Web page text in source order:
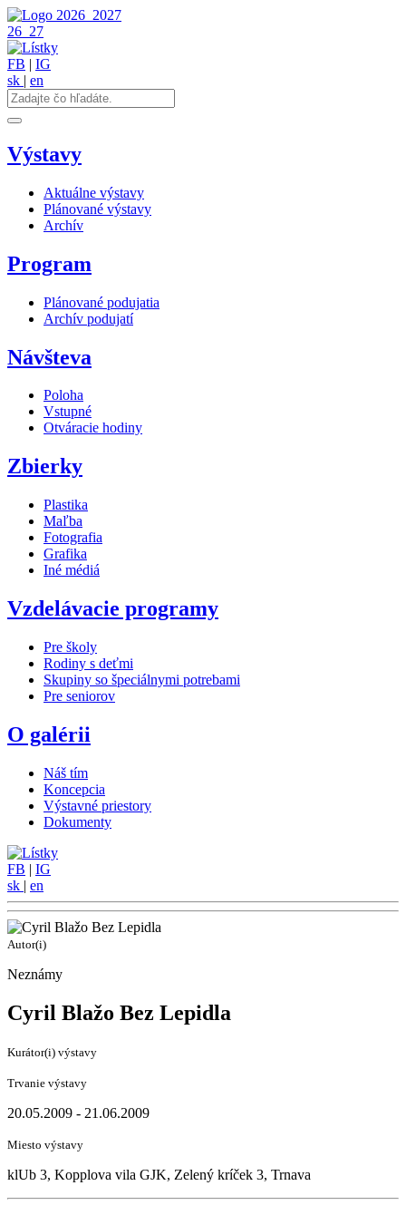
2026 2027
26 27
FB | IG
sk | en
Výstavy
Aktuálne výstavy
Plánované výstavy
Archív
Program
Plánované podujatia
Archív podujatí
Návšteva
Poloha
Vstupné
Otváracie hodiny
Zbierky
Plastika
Maľba
Fotografia
Grafika
Iné médiá
Vzdelávacie programy
Pre školy
Rodiny s deťmi
Skupiny so špeciálnymi potrebami
Pre seniorov
O galérii
Náš tím
Koncepcia
Výstavné priestory
Dokumenty
FB | IG
sk | en
Autor(i)
Neznámy
Cyril Blažo Bez Lepidla
Kurátor(i) výstavy
Trvanie výstavy
20.05.2009 - 21.06.2009
Miesto výstavy
klUb 3, Kopplova vila GJK, Zelený kríček 3, Trnava